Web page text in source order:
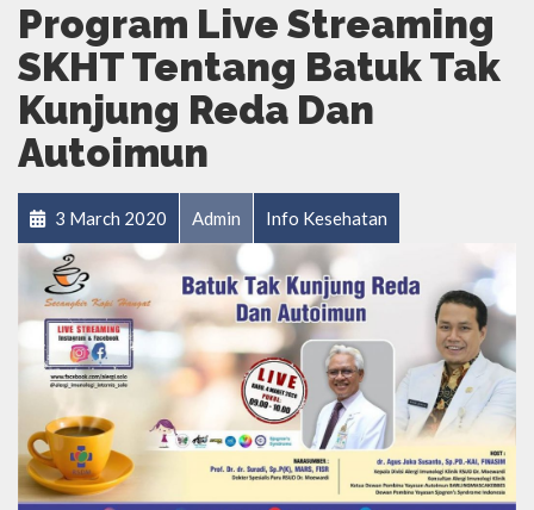
Program Live Streaming
SKHT Tentang Batuk Tak
Kunjung Reda Dan
Autoimun
3 March 2020 Admin Info Kesehatan